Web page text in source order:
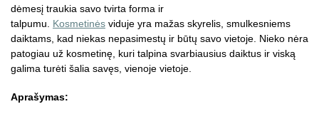
dėmesį traukia savo tvirta forma ir
talpumu. Kosmetinės viduje yra mažas skyrelis, smulkesniems
daiktams, kad niekas nepasimestų ir būtų savo vietoje. Nieko nėra
patogiau už kosmetinę, kuri talpina svarbiausius daiktus ir viską
galima turėti šalia savęs, vienoje vietoje.
Aprašymas: